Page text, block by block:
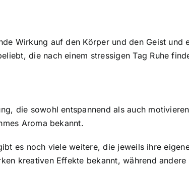
Wirkung auf den Körper und den Geist und
die nach einem stressigen Tag Ruhe
die sowohl entspannend als auch
Aroma bekannt.
es noch viele weitere, die jeweils ihre
kreativen Effekte bekannt, während andere